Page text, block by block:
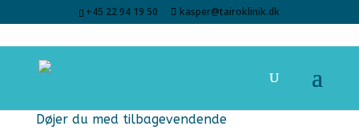
+45 22 94 19 50 kasper@tairoklinik.dk
Døjer du med tilbagevendende